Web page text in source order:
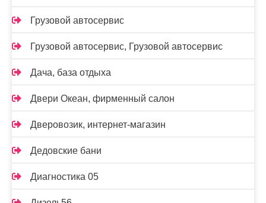
Грузовой автосервис
Грузовой автосервис, Грузовой автосервис
Дача, база отдыха
Двери Океан, фирменный салон
Дверовозик, интернет-магазин
Дедовские бани
Диагностика 05